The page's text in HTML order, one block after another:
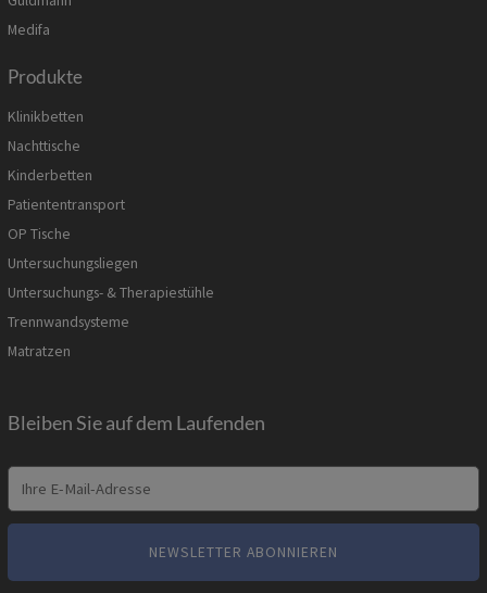
Medifa
Produkte
Klinikbetten
Nachttische
Kinderbetten
Patiententransport
OP Tische
Untersuchungsliegen
Untersuchungs- & Therapiestühle
Trennwandsysteme
Matratzen
Bleiben Sie auf dem Laufenden